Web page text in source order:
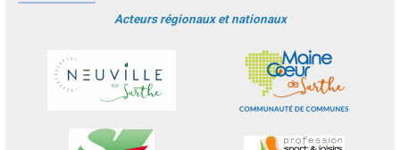
Acteurs régionaux et nationaux